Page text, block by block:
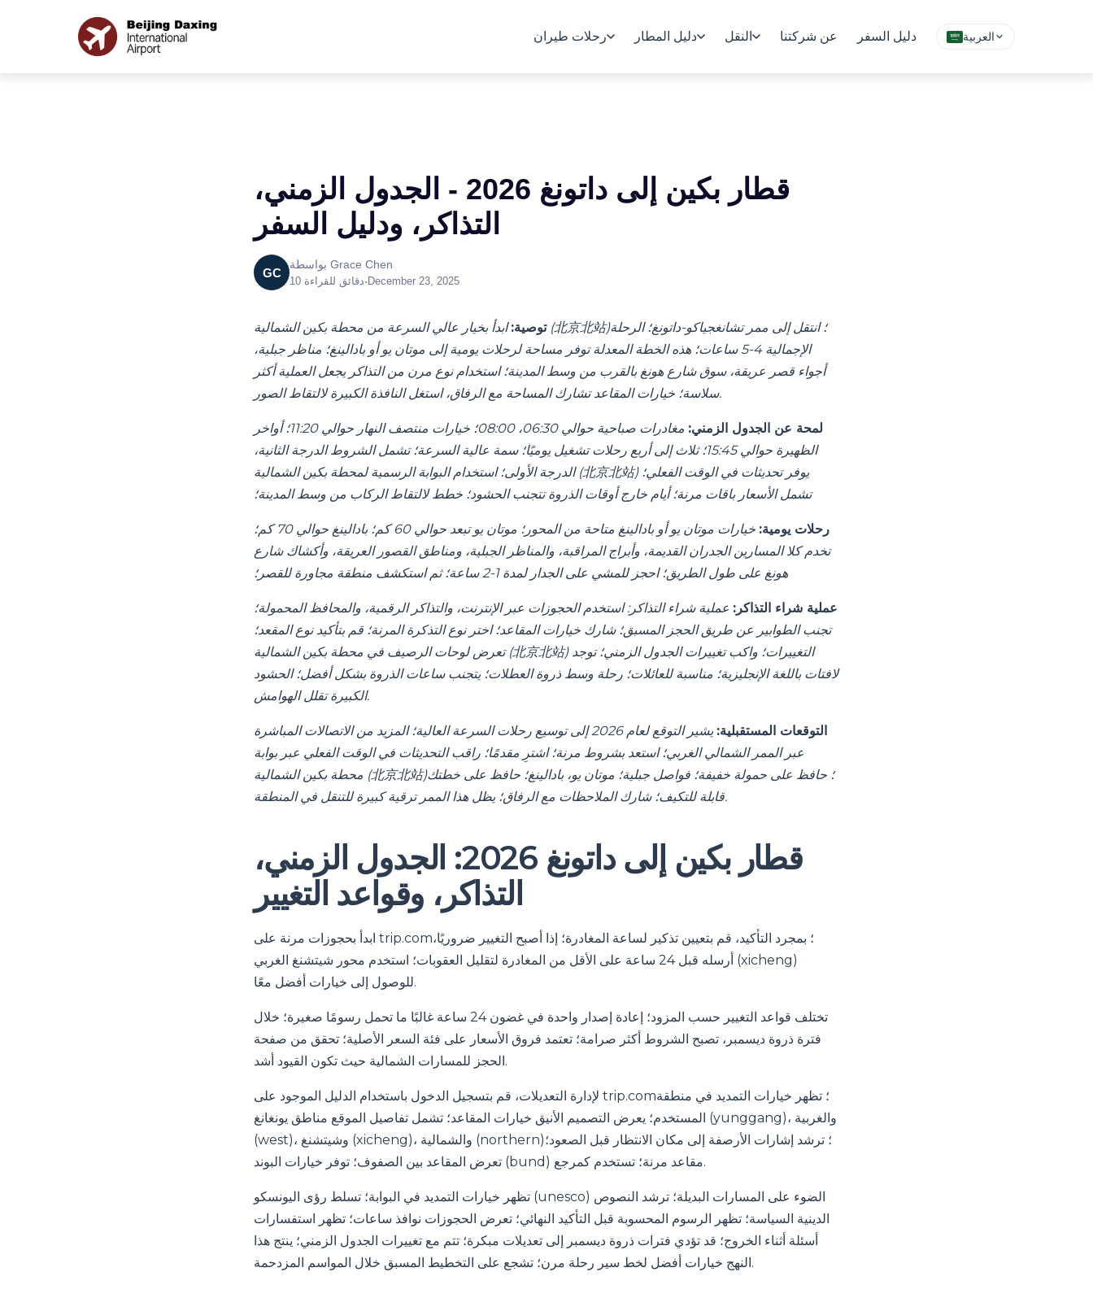
رحلات طيران دليل المطار النقل عن شركتنا دليل السفر العربية
قطار بكين إلى داتونغ 2026 - الجدول الزمني،
التذاكر، ودليل السفر
GC
بواسطة Grace Chen
10 دقائق للقراءة•December 23, 2025
توصية: ابدأ بخيار عالي السرعة من محطة بكين الشمالية (北京北站)؛ انتقل إلى ممر تشانغجياكو-داتونغ؛ الرحلة
الإجمالية 4-5 ساعات؛ هذه الخطة المعدلة توفر مساحة لرحلات يومية إلى موتان يو أو بادالينغ؛ مناظر جبلية،
أجواء قصر عريقة، سوق شارع هونغ بالقرب من وسط المدينة؛ استخدام نوع مرن من التذاكر يجعل العملية أكثر
سلاسة؛ خيارات المقاعد تشارك المساحة مع الرفاق، استغل النافذة الكبيرة لالتقاط الصور.
لمحة عن الجدول الزمني:
مغادرات صباحية حوالي 06:30، 08:00؛ خيارات منتصف النهار حوالي 11:20؛ أواخر
الظهيرة حوالي 15:45؛ ثلاث إلى أربع رحلات تشغيل يوميًا؛ سمة عالية السرعة؛ تشمل الشروط الدرجة الثانية،
الدرجة الأولى؛ استخدام البوابة الرسمية لمحطة بكين الشمالية (北京北站) يوفر تحديثات في الوقت الفعلي؛
تشمل الأسعار باقات مرنة؛ أيام خارج أوقات الذروة تتجنب الحشود؛ خطط لالتقاط الركاب من وسط المدينة؛
رحلات يومية:
خيارات موتان يو أو بادالينغ متاحة من المحور؛ موتان يو تبعد حوالي 60 كم؛ بادالينغ حوالي 70 كم؛
تخدم كلا المسارين الجدران القديمة، وأبراج المراقبة، والمناظر الجبلية، ومناطق القصور العريقة، وأكشاك شارع
هونغ على طول الطريق؛ احجز للمشي على الجدار لمدة 1-2 ساعة؛ ثم استكشف منطقة مجاورة للقصر؛
عملية شراء التذاكر: عملية شراء التذاكر: استخدم الحجوزات عبر الإنترنت، والتذاكر الرقمية، والمحافظ المحمولة؛
تجنب الطوابير عن طريق الحجز المسبق؛ شارك خيارات المقاعد؛ اختر نوع التذكرة المرنة؛ قم بتأكيد نوع المقعد؛
تعرض لوحات الرصيف في محطة بكين الشمالية (北京北站) التغييرات؛ واكب تغييرات الجدول الزمني؛ توجد
لافتات باللغة الإنجليزية؛ مناسبة للعائلات؛ رحلة وسط ذروة العطلات؛ يتجنب ساعات الذروة بشكل أفضل؛ الحشود
الكبيرة تقلل الهوامش.
التوقعات المستقبلية:
يشير التوقع لعام 2026 إلى توسيع رحلات السرعة العالية؛ المزيد من الاتصالات المباشرة
عبر الممر الشمالي الغربي؛ استعد بشروط مرنة؛ اشترِ مقدمًا؛ راقب التحديثات في الوقت الفعلي عبر بوابة
محطة بكين الشمالية (北京北站)؛ حافظ على حمولة خفيفة؛ فواصل جبلية؛ موتان يو، بادالينغ؛ حافظ على خطتك
قابلة للتكيف؛ شارك الملاحظات مع الرفاق؛ يظل هذا الممر ترقية كبيرة للتنقل في المنطقة.
قطار بكين إلى داتونغ 2026: الجدول الزمني،
التذاكر، وقواعد التغيير
ابدأ بحجوزات مرنة على trip.com؛ بمجرد التأكيد، قم بتعيين تذكير لساعة المغادرة؛ إذا أصبح التغيير ضروريًا،
أرسله قبل 24 ساعة على الأقل من المغادرة لتقليل العقوبات؛ استخدم محور شيتشنغ الغربي (xicheng)
للوصول إلى خيارات أفضل معًا.
تختلف قواعد التغيير حسب المزود؛ إعادة إصدار واحدة في غضون 24 ساعة غالبًا ما تحمل رسومًا صغيرة؛ خلال
فترة ذروة ديسمبر، تصبح الشروط أكثر صرامة؛ تعتمد فروق الأسعار على فئة السعر الأصلية؛ تحقق من صفحة
الحجز للمسارات الشمالية حيث تكون القيود أشد.
لإدارة التعديلات، قم بتسجيل الدخول باستخدام الدليل الموجود على trip.com؛ تظهر خيارات التمديد في منطقة
المستخدم؛ يعرض التصميم الأنيق خيارات المقاعد؛ تشمل تفاصيل الموقع مناطق يونغانغ (yunggang)، والغربية
(west)، وشيتشنغ (xicheng)، والشمالية (northern)؛ ترشد إشارات الأرصفة إلى مكان الانتظار قبل الصعود؛
تعرض المقاعد بين الصفوف؛ توفر خيارات البوند (bund) مقاعد مرنة؛ تستخدم كمرجع.
تظهر خيارات التمديد في البوابة؛ تسلط رؤى اليونسكو (unesco) الضوء على المسارات البديلة؛ ترشد النصوص
الدينية السياسة؛ تظهر الرسوم المحسوبة قبل التأكيد النهائي؛ تعرض الحجوزات نوافذ ساعات؛ تظهر استفسارات
أسئلة أثناء الخروج؛ قد تؤدي فترات ذروة ديسمبر إلى تعديلات مبكرة؛ تتم مع تغييرات الجدول الزمني؛ ينتج هذا
النهج خيارات أفضل لخط سير رحلة مرن؛ تشجع على التخطيط المسبق خلال المواسم المزدحمة.